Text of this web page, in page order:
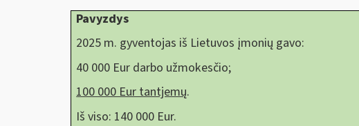
Pavyzdys
2025 m. gyventojas iš Lietuvos įmonių gavo:
40 000 Eur darbo užmokesčio;
100 000 Eur tantjemų.
Iš viso: 140 000 Eur.